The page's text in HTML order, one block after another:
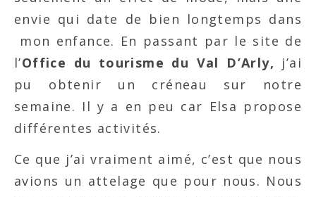
envie qui date de bien longtemps dans
mon enfance. En passant par le site de
l’Office du tourisme du Val D’Arly, j’ai
pu obtenir un créneau sur notre
semaine. Il y a en peu car Elsa propose
différentes activités.
Ce que j’ai vraiment aimé, c’est que nous
avions un attelage que pour nous. Nous